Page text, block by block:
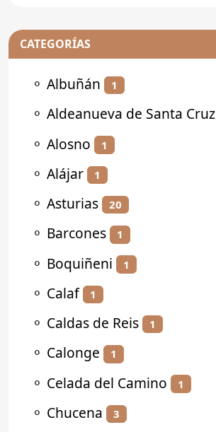
CATEGORÍAS
⚬ Albuñán 1
⚬ Aldeanueva de Santa Cruz
⚬ Alosno 1
⚬ Alájar 1
⚬ Asturias 20
⚬ Barcones 1
⚬ Boquiñeni 1
⚬ Calaf 1
⚬ Caldas de Reis 1
⚬ Calonge 1
⚬ Celada del Camino 1
⚬ Chucena 3